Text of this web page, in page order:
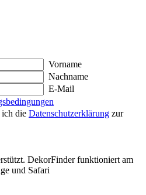
Vorname
Nachname
E-Mail
ich die Datenschutzerklärung zur
DekorFinder funktioniert am
und Safari